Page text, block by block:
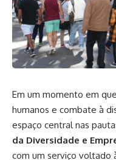
Em um momento em
humanos e combate à
espaço central nas
da Diversidade e
com um serviço voltado